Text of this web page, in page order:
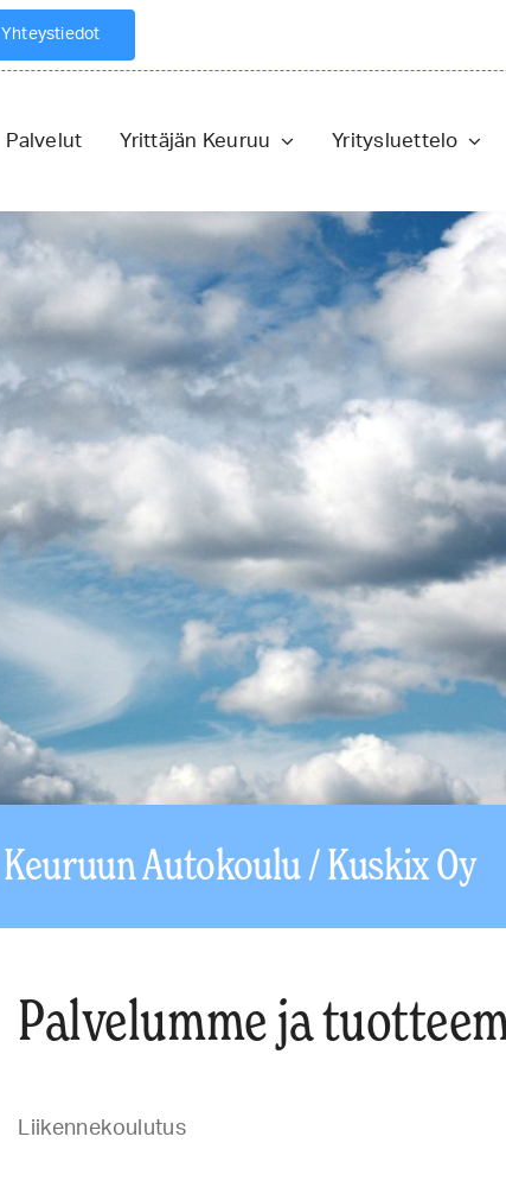
Yhteystiedot
Palvelut Yrittäjän Keuruu Yritysluettelo
Keuruun Autokoulu / Kuskix Oy
Palvelumme ja
Liikennekoulutus